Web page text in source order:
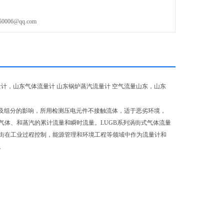
， 山东气体流量计 山东锅炉蒸汽流量计 空气流量山东 ， 山东
分的影响，所用检测压电元件不接触流体，适于恶劣环境，
、和蒸汽的累计流量和瞬时流量。LUGB系列涡街式气体流量
工业过程控制，能源管理和环境工程等领域中作为流量计和